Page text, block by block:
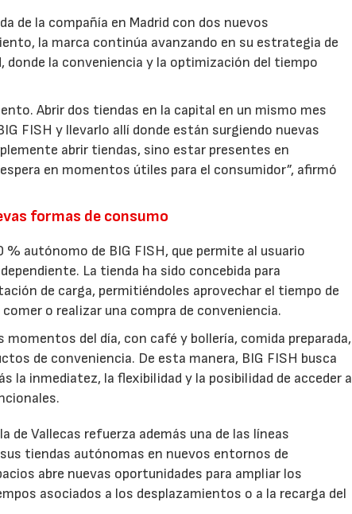
de la compañía en Madrid con dos nuevos
la marca continúa avanzando en su estrategia de
la conveniencia y la optimización del tiempo
Abrir dos tiendas en la capital en un mismo mes
FISH y llevarlo allí donde están surgiendo nuevas
abrir tiendas, sino estar presentes en
en momentos útiles para el consumidor”, afirmó
formas de consumo
autónomo de BIG FISH, que permite al usuario
La tienda ha sido concebida para
de carga, permitiéndoles aprovechar el tiempo de
o realizar una compra de conveniencia.
del día, con café y bollería, comida preparada,
de conveniencia. De esta manera, BIG FISH busca
la inmediatez, la flexibilidad y la posibilidad de acceder a
de Vallecas refuerza además una de las líneas
tiendas autónomas en nuevos entornos de
abre nuevas oportunidades para ampliar los
asociados a los desplazamientos o a la recarga del